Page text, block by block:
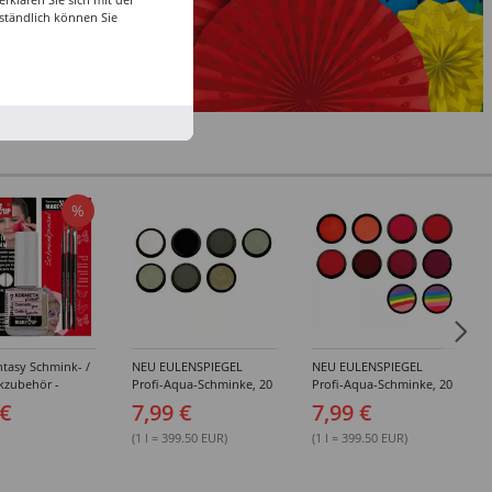
%
Schmink- /
-
NEU EULENSPIEGEL
Profi-Aqua-Schminke, 20
Grau-Töne -
Verschiedene Farben
7,99 €
(1 l = 399.50 EUR)
NEU EULENSPIEGEL
Profi-Aqua-Schminke, 20
Verschiedene Farben
7,99 €
(1 l = 399.50 EUR)
können Sie